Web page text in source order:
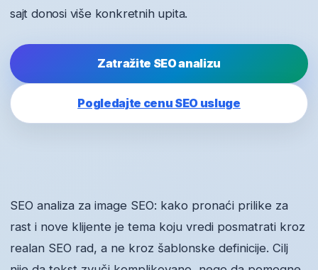
sajt donosi više konkretnih upita.
Zatražite SEO analizu
Pogledajte cenu SEO usluge
SEO analiza za image SEO: kako pronaći prilike za
rast i nove klijente je tema koju vredi posmatrati kroz
realan SEO rad, a ne kroz šablonske definicije. Cilj